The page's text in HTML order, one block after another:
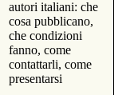
autori italiani: che
cosa pubblicano,
che condizioni
fanno, come
contattarli, come
presentarsi